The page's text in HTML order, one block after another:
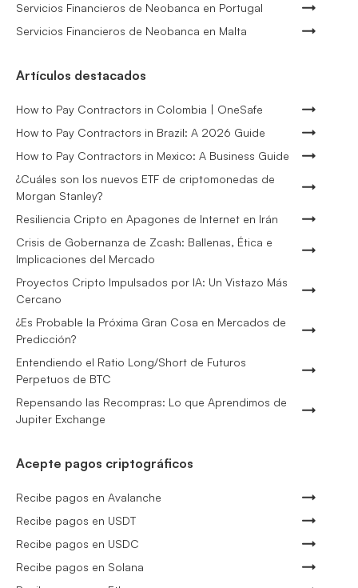
Servicios Financieros de Neobanca en Portugal
Servicios Financieros de Neobanca en Malta
Artículos destacados
How to Pay Contractors in Colombia | OneSafe
How to Pay Contractors in Brazil: A 2026 Guide
How to Pay Contractors in Mexico: A Business Guide
¿Cuáles son los nuevos ETF de criptomonedas de
Morgan Stanley?
Resiliencia Cripto en Apagones de Internet en Irán
Crisis de Gobernanza de Zcash: Ballenas, Ética e
Implicaciones del Mercado
Proyectos Cripto Impulsados por IA: Un Vistazo Más
Cercano
¿Es Probable la Próxima Gran Cosa en Mercados de
Predicción?
Entendiendo el Ratio Long/Short de Futuros
Perpetuos de BTC
Repensando las Recompras: Lo que Aprendimos de
Jupiter Exchange
Acepte pagos criptográficos
Recibe pagos en Avalanche
Recibe pagos en USDT
Recibe pagos en USDC
Recibe pagos en Solana